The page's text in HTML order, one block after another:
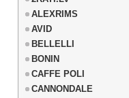
ALEXRIMS
AVID
BELLELLI
BONIN
CAFFE POLI
CANNONDALE